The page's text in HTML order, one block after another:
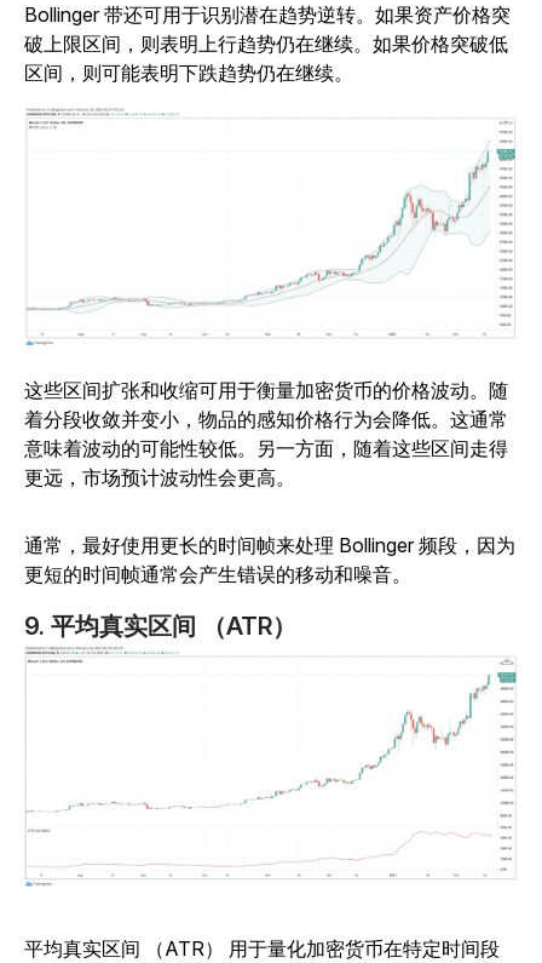
Bollinger 带还可用于识别潜在趋势逆转。如果资产价格突
破上限区间，则表明上行趋势仍在继续。如果价格突破低
区间，则可能表明下跌趋势仍在继续。
这些区间扩张和收缩可用于衡量加密货币的价格波动。随
着分段收敛并变小，物品的感知价格行为会降低。这通常
意味着波动的可能性较低。另一方面，随着这些区间走得
更远，市场预计波动性会更高。
通常，最好使用更长的时间帧来处理 Bollinger 频段，因为
更短的时间帧通常会产生错误的移动和噪音。
9. 平均真实区间 （ATR）
平均真实区间 （ATR） 用于量化加密货币在特定时间段